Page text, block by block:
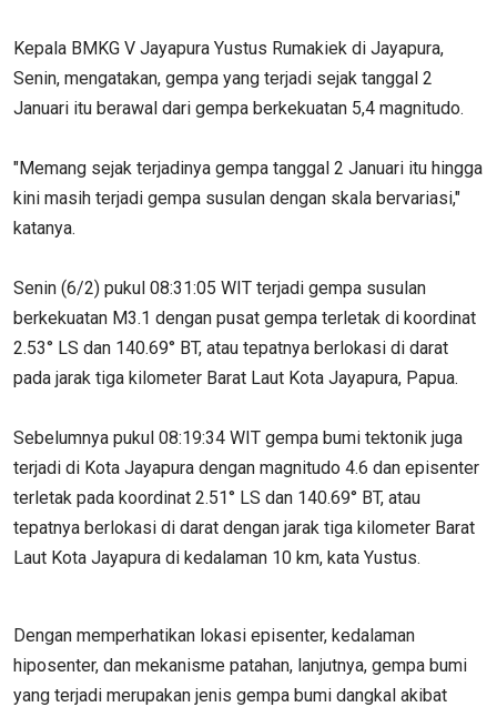
Kepala BMKG V Jayapura Yustus Rumakiek di Jayapura,
Senin, mengatakan, gempa yang terjadi sejak tanggal 2
Januari itu berawal dari gempa berkekuatan 5,4 magnitudo.
"Memang sejak terjadinya gempa tanggal 2 Januari itu hingga
kini masih terjadi gempa susulan dengan skala bervariasi,"
katanya.
Senin (6/2) pukul 08:31:05 WIT terjadi gempa susulan
berkekuatan M3.1 dengan pusat gempa terletak di koordinat
2.53° LS dan 140.69° BT, atau tepatnya berlokasi di darat
pada jarak tiga kilometer Barat Laut Kota Jayapura, Papua.
Sebelumnya pukul 08:19:34 WIT gempa bumi tektonik juga
terjadi di Kota Jayapura dengan magnitudo 4.6 dan episenter
terletak pada koordinat 2.51° LS dan 140.69° BT, atau
tepatnya berlokasi di darat dengan jarak tiga kilometer Barat
Laut Kota Jayapura di kedalaman 10 km, kata Yustus.
Dengan memperhatikan lokasi episenter, kedalaman
hiposenter, dan mekanisme patahan, lanjutnya, gempa bumi
yang terjadi merupakan jenis gempa bumi dangkal akibat